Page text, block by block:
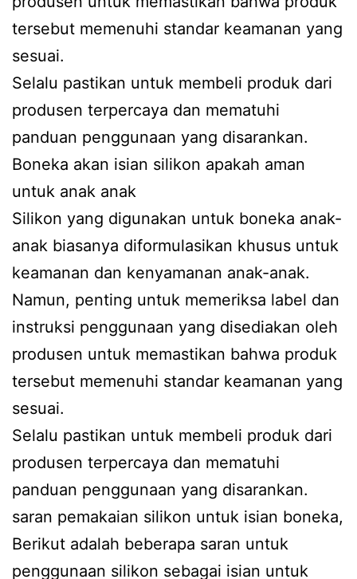
tersebut memenuhi standar keamanan yang
sesuai.
Selalu pastikan untuk membeli produk dari
produsen terpercaya dan mematuhi
panduan penggunaan yang disarankan.
Boneka akan isian silikon apakah aman
untuk anak anak
Silikon yang digunakan untuk boneka anak-
anak biasanya diformulasikan khusus untuk
keamanan dan kenyamanan anak-anak.
Namun, penting untuk memeriksa label dan
instruksi penggunaan yang disediakan oleh
produsen untuk memastikan bahwa produk
tersebut memenuhi standar keamanan yang
sesuai.
Selalu pastikan untuk membeli produk dari
produsen terpercaya dan mematuhi
panduan penggunaan yang disarankan.
saran pemakaian silikon untuk isian boneka,
Berikut adalah beberapa saran untuk
penggunaan silikon sebagai isian untuk